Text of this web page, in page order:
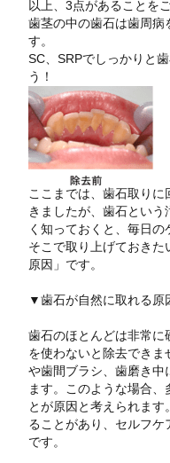
以上、3点があることを
歯茎の中の歯石は歯周
す。
SC、SRPでしっかりと
う！
ここまでは、歯石取り
きましたが、歯石とい
く知っておくと、毎日の
そこで取り上げておき
原因」です。
▼歯石が自然に取れる原
歯石のほとんどは非常
を使わないと除去できま
や歯間ブラシ、歯磨き中
ます。このような場合、
とが原因と考えられま
ることがあり、セルフ
です。